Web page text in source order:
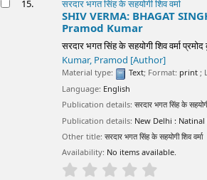
15. सरदार भगत सिंह के सहयोगी शिव वर्मा
SHIV VERMA: BHAGAT
Pramod Kumar
सरदार भगत सिंह के सहयोगी शिव वर्मा
Kumar, Pramod [Author]
Material type: Text; Format: print;
Language: English
Publication details:सरदार भगत सिंह के
Publication details: New Delhi : Natinal
Other title:सरदार भगत सिंह के सहयोगी शिव वर्मा
Availability: No items available.
star rating